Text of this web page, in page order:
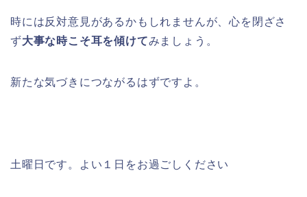
時には反対意見があるかもしれませんが、心を閉ざさ
ず大事な時こそ耳を傾けてみましょう。
新たな気づきにつながるはずですよ。
土曜日です。よい１日をお過ごしください